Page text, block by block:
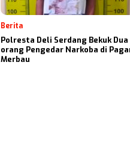
Berita
Polresta Deli Serdang Bekuk Dua
orang Pengedar Narkoba di
Merbau